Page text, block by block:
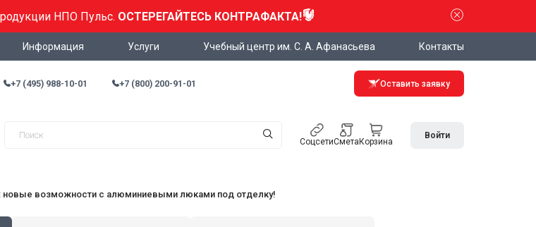
НПО Пульс. ОСТЕРЕГАЙТЕСЬ КОНТРАФАКТА!
Информация Услуги Учебный центр им. С. А. Афанасьева Контакты
+7 (495) 988-10-01 +7 (800) 200-91-01 Оставить заявку
СоцсетиСмета Корзина
Войти
новые возможности с алюминиевыми люками под отделку!